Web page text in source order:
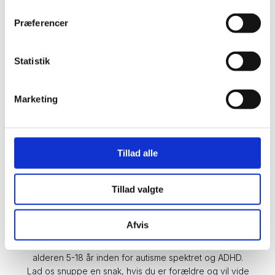
Præferencer
Statistik
Marketing
Tillad alle
Tillad valgte
Afvis
Professionelle MX-skoler i Danmark og udlandet.
Udover fede motocrosstræning får du også sjove
Coaching inden for motocross og erhverv. Min
at inspirere andre udenfor motocrossbanen.
Speciale i børn og unge
Jeg er pædagog med speciale i børn og unge i
alderen 5-18 år inden for autisme spektret og ADHD.
Lad os snuppe en snak, hvis du er forældre og vil vide